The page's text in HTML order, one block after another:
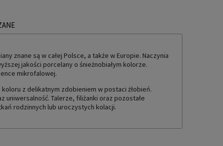
KOSZTÓW
znane są w całej Polsce, a także w Europie. Naczynia
jakości porcelany o śnieżnobiałym kolorze.
mikrofalowej.
z delikatnym zdobieniem w postaci żłobień.
uniwersalność. Talerze, filiżanki oraz pozostałe
rodzinnych lub uroczystych kolacji.